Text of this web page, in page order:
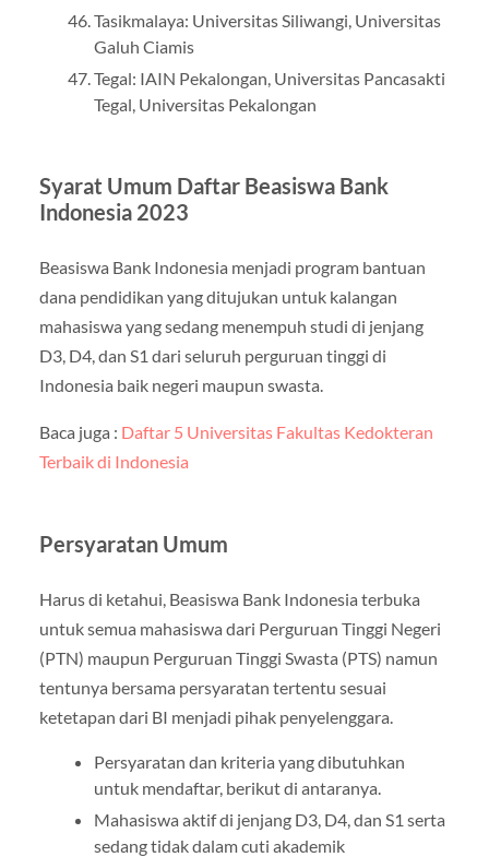
Tasikmalaya: Universitas Siliwangi, Universitas
Galuh Ciamis
Tegal: IAIN Pekalongan, Universitas Pancasakti
Tegal, Universitas Pekalongan
Syarat Umum Daftar Beasiswa Bank
Indonesia 2023
Beasiswa Bank Indonesia menjadi program bantuan
dana pendidikan yang ditujukan untuk kalangan
mahasiswa yang sedang menempuh studi di jenjang
D3, D4, dan S1 dari seluruh perguruan tinggi di
Indonesia baik negeri maupun swasta.
Baca juga : Daftar 5 Universitas Fakultas Kedokteran
Terbaik di Indonesia
Persyaratan Umum
Harus di ketahui, Beasiswa Bank Indonesia terbuka
untuk semua mahasiswa dari Perguruan Tinggi Negeri
(PTN) maupun Perguruan Tinggi Swasta (PTS) namun
tentunya bersama persyaratan tertentu sesuai
ketetapan dari BI menjadi pihak penyelenggara.
Persyaratan dan kriteria yang dibutuhkan
untuk mendaftar, berikut di antaranya.
Mahasiswa aktif di jenjang D3, D4, dan S1 serta
sedang tidak dalam cuti akademik